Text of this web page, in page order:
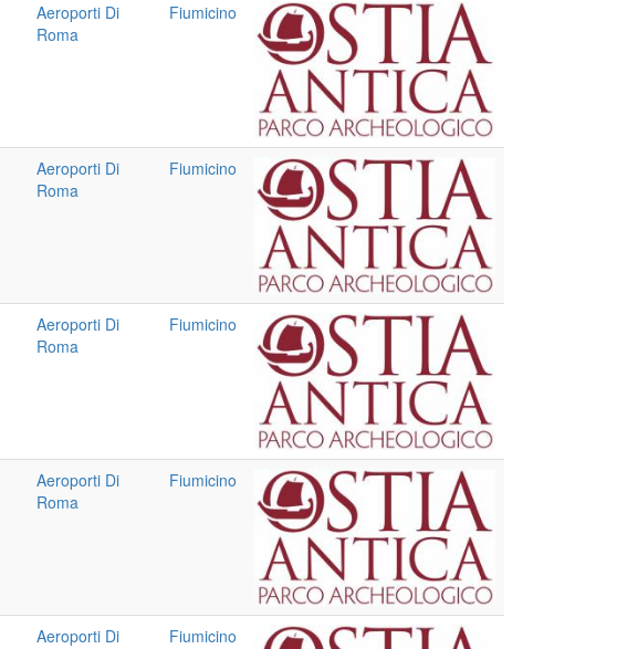
Aeroporti Di
Roma
Fiumicino
Aeroporti Di
Roma
Fiumicino
Aeroporti Di
Roma
Fiumicino
Aeroporti Di
Roma
Fiumicino
Aeroporti Di
Fiumicino